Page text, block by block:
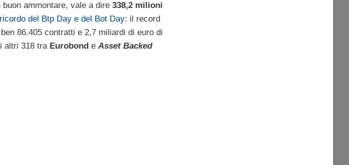
ammontare, vale a dire 338,2 milioni
ricordo del Btp Day e del Bot Day: il record
86.405 contratti e 2,7 miliardi di euro di
altri 318 tra Eurobond e Asset Backed